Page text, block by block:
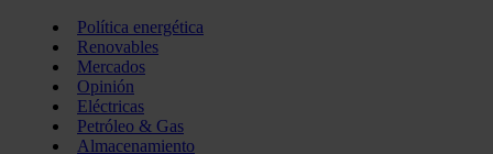
Política energética
Renovables
Mercados
Opinión
Eléctricas
Petróleo & Gas
Almacenamiento